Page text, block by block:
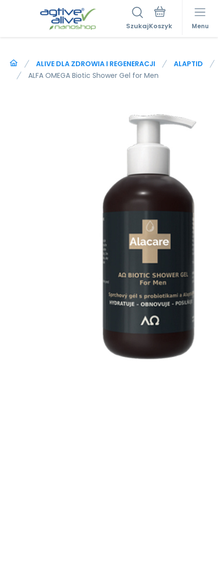
Szukaj Menu
ALIVE DLA ZDROWIA I REGENERACJI
ALAPTID
ALFA OMEGA Biotic Shower Gel for Men